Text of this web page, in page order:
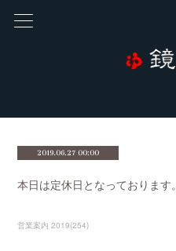
2019.06.27 00:00
本日は定休日となっております。
営業案内 2019(254)